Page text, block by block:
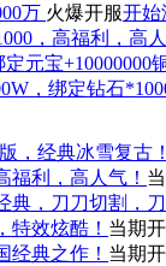
万 火爆开服开始
，高福利，高
定元宝+10000000
，绑定钻石
，经典冰雪复古
福利，高人气！
典，刀刀切割，
特效炫酷！ 当期
经典之作！ 当期